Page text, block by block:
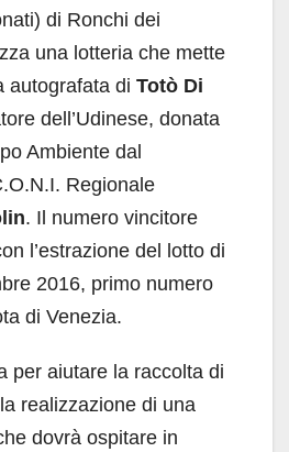
di Ronchi dei
una lotteria che mette
autografata di Totò Di
dell’Udinese, donata
Ambiente dal
Regionale
. Il numero vincitore
l’estrazione del lotto di
2016, primo numero
di Venezia.
per aiutare la raccolta di
realizzazione di una
dovrà ospitare in